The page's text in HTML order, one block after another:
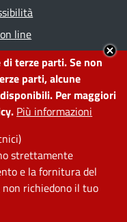
terze parti. Se non
parti, alcune
Per maggiori
Più informazioni
strettamente
e la fornitura del
richiedono il tuo
line
web
di miglioramento dei